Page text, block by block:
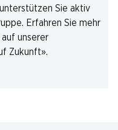
Sie aktiv
Erfahren Sie mehr
unserer
Zukunft».